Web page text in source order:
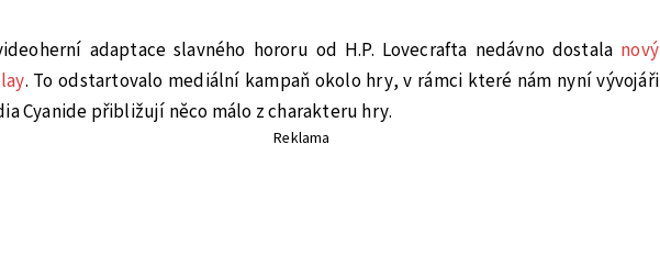
adaptace slavného hororu od H.P. Lovecrafta nedávno dostala nový
. To odstartovalo mediální kampaň okolo hry, v rámci které nám nyní vývojáři
Cyanide přibližují něco málo z charakteru hry.
Reklama